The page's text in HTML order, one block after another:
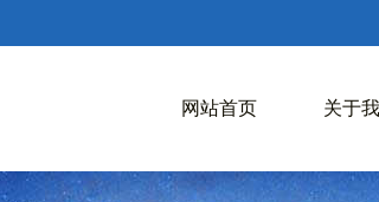
网站首页 关于